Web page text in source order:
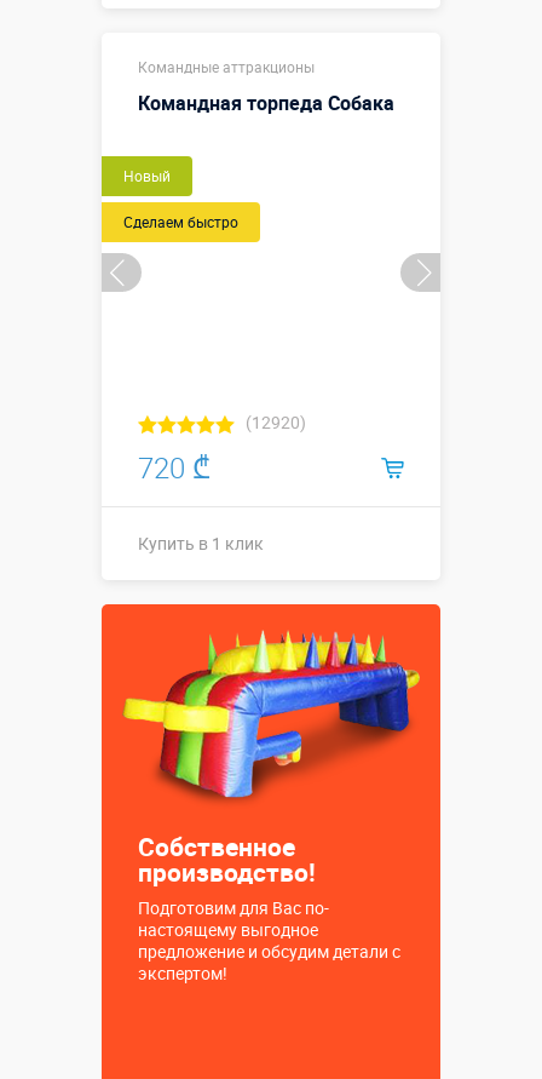
Командные аттракционы
Командная торпеда Собака
Новый
Сделаем быстро
(12920)
720 ₾
Купить в 1 клик
Собственное
производство!
Подготовим для Вас по-
настоящему выгодное
предложение и обсудим детали с
экспертом!